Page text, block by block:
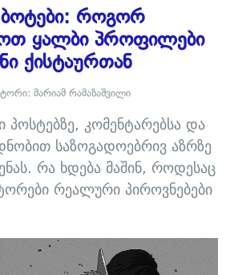
როგორ
ყალბი პროფილები
ქისტაურთან
მარიამ რამაზაშვილი
კომენტარებსა და
საზოგადოებრივ აზრზე
რა ხდება მაშინ, როდესაც
რეალური პიროვნებები